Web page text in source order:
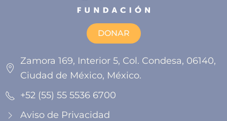
DONAR
Zamora 169, Interior 5, Col. Condesa, 06140,
Ciudad de México, México.
+52 (55) 55 5536 6700
Aviso de Privacidad